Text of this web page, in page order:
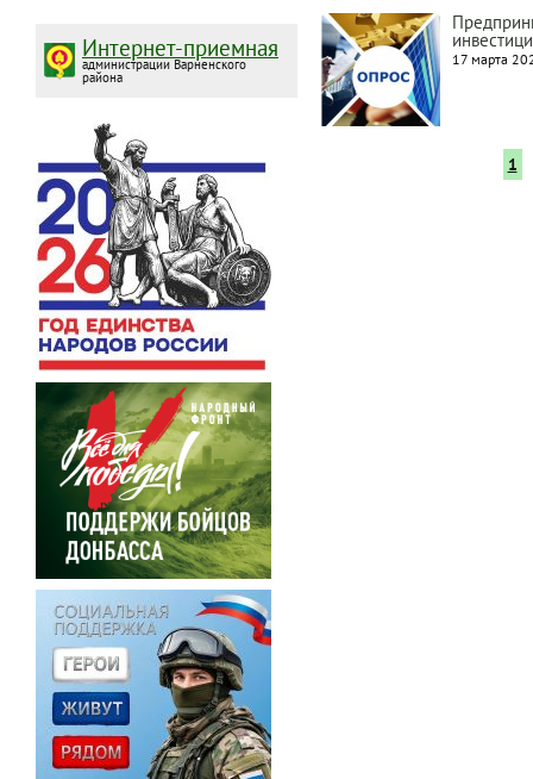
17 марта
1
Интернет-приемная
администрации Варненского
района